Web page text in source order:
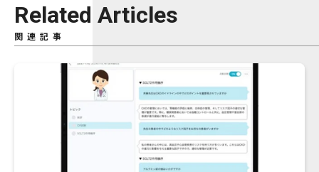
Related Articles
関連記事